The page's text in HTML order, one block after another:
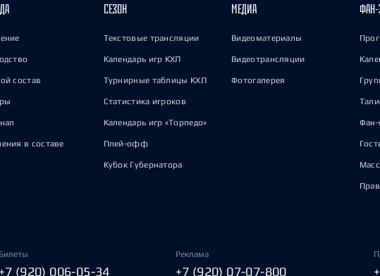
состав
в составе
СЕЗОН
Текстовые трансляции
Календарь игр КХЛ
Турнирные таблицы КХЛ
Статистика игроков
Календарь игр «Торпедо»
Плей-офф
Кубок Губернатора
МЕДИА
Видеоматериалы
Видеотрансляции
Фотогалерея
ФАН-
Фан-
Билеты
+7 (920) 006-05-34
Реклама
+7 (920) 07-07-800